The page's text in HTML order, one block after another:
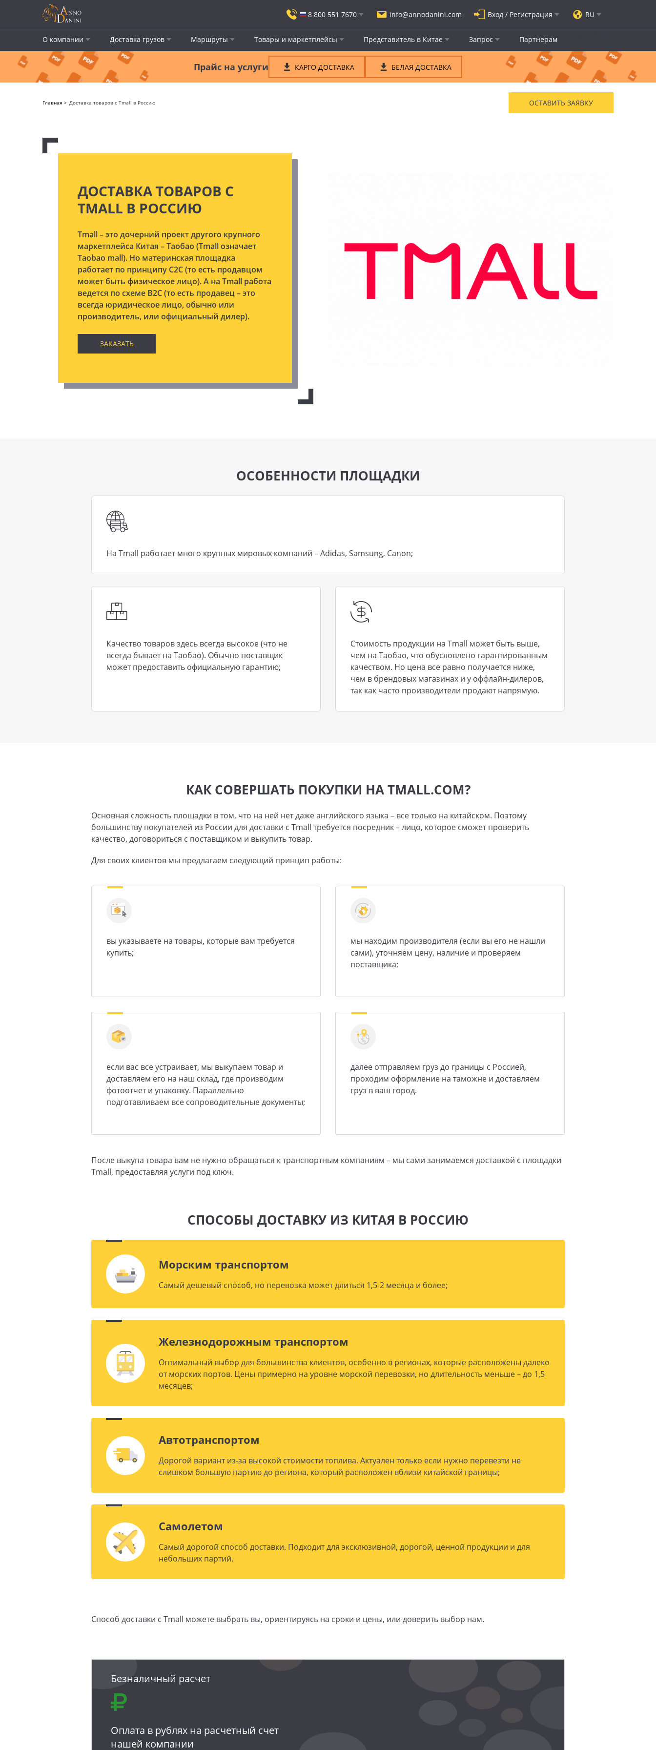
8 800 551 7670 info@annodanini.com Вход / Регистрация RU
О компании Доставка грузов Маршруты Товары и маркетплейсы Представитель в Китае Запрос Партнерам
Прайс на услуги КАРГО ДОСТАВКА БЕЛАЯ ДОСТАВКА
Главная Доставка товаров с Tmall в Россию ОСТАВИТЬ ЗАЯВКУ
ДОСТАВКА ТОВАРОВ С
TMALL В РОССИЮ
Tmall – это дочерний проект другого крупного
маркетплейса Китая – Таобао (Tmall означает
Taobao mall). Но материнская площадка
работает по принципу С2С (то есть продавцом
может быть физическое лицо). А на Tmall работа
ведется по схеме B2C (то есть продавец – это
всегда юридическое лицо, обычно или
производитель, или официальный дилер).
ЗАКАЗАТЬ
ОСОБЕННОСТИ ПЛОЩАДКИ
На Tmall работает много крупных мировых компаний – Adidas, Samsung, Canon;
Качество товаров здесь всегда высокое (что не
всегда бывает на Таобао). Обычно поставщик
может предоставить официальную гарантию;
Стоимость продукции на Tmall может быть выше,
чем на Таобао, что обусловлено гарантированным
качеством. Но цена все равно получается ниже,
чем в брендовых магазинах и у оффлайн-дилеров,
так как часто производители продают напрямую.
КАК СОВЕРШАТЬ ПОКУПКИ НА TMALL.COM?
Основная сложность площадки в том, что на ней нет даже английского языка – все только на китайском. Поэтому
большинству покупателей из России для доставки с Tmall требуется посредник – лицо, которое сможет проверить
качество, договориться с поставщиком и выкупить товар.
Для своих клиентов мы предлагаем следующий принцип работы:
вы указываете на товары, которые вам требуется
купить;
мы находим производителя (если вы его не нашли
сами), уточняем цену, наличие и проверяем
поставщика;
если вас все устраивает, мы выкупаем товар и
доставляем его на наш склад, где производим
фотоотчет и упаковку. Параллельно
подготавливаем все сопроводительные документы;
далее отправляем груз до границы с Россией,
проходим оформление на таможне и доставляем
груз в ваш город.
После выкупа товара вам не нужно обращаться к транспортным компаниям – мы сами занимаемся доставкой с площадки
Tmall, предоставляя услуги под ключ.
СПОСОБЫ ДОСТАВКУ ИЗ КИТАЯ В РОССИЮ
Морским транспортом
Cамый дешевый способ, но перевозка может длиться 1,5-2 месяца и более;
Железнодорожным транспортом
Оптимальный выбор для большинства клиентов, особенно в регионах, которые расположены далеко
от морских портов. Цены примерно на уровне морской перевозки, но длительность меньше – до 1,5
месяцев;
Автотранспортом
Дорогой вариант из-за высокой стоимости топлива. Актуален только если нужно перевезти не
слишком большую партию до региона, который расположен вблизи китайской границы;
Самолетом
Самый дорогой способ доставки. Подходит для эксклюзивной, дорогой, ценной продукции и для
небольших партий.
Способ доставки с Tmall можете выбрать вы, ориентируясь на сроки и цены, или доверить выбор нам.
Безналичный расчет
Оплата в рублях на расчетный счет
нашей компании